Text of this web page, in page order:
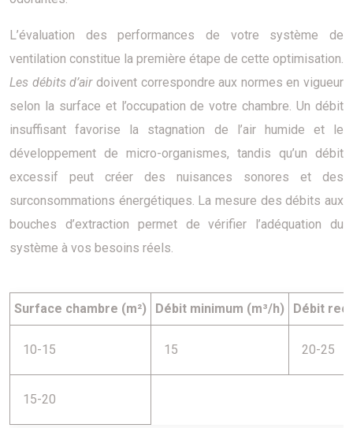
L’évaluation des performances de votre système de
ventilation constitue la première étape de cette optimisation.
Les débits d’air doivent correspondre aux normes en vigueur
selon la surface et l’occupation de votre chambre. Un débit
insuffisant favorise la stagnation de l’air humide et le
développement de micro-organismes, tandis qu’un débit
excessif peut créer des nuisances sonores et des
surconsommations énergétiques. La mesure des débits aux
bouches d’extraction permet de vérifier l’adéquation du
système à vos besoins réels.
Surface chambre (m²) Débit minimum (m³/h) Débit
10-15 15 20-25
15-20